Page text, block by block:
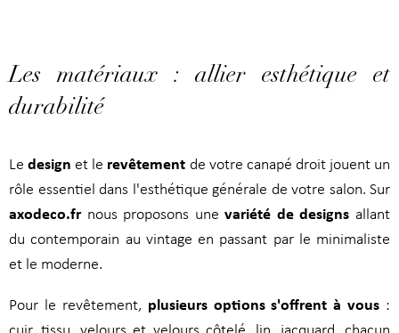
Les matériaux : allier esthétique et
durabilité
Ledesign et le revêtement de votre canapé droit jouent un
rôle essentiel dans l'esthétique générale de votre salon. Sur
axodeco.frnous proposons unevariété de designs allant
du contemporain au vintage en passant par le minimaliste
et le moderne.
Pour le revêtement, plusieurs options s'offrent à vous :